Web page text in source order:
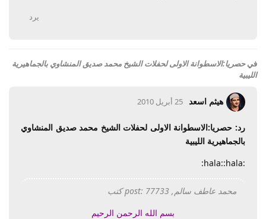
يرد
فيحصريا:الاسطوانة الاولى لحفلات الشيخ محمد صديق المنشاوي بالجماهيرية
الليبية
هيثم اسعد 25 أبريل 2010
رد: حصريا:الاسطوانة الاولى لحفلات الشيخ محمد صديق المنشاوي
بالجماهيرية الليبية
:hala::hala:
محمد عاطف سالم, post: 77733 كتب
بسم الله الرحمن الرحيم